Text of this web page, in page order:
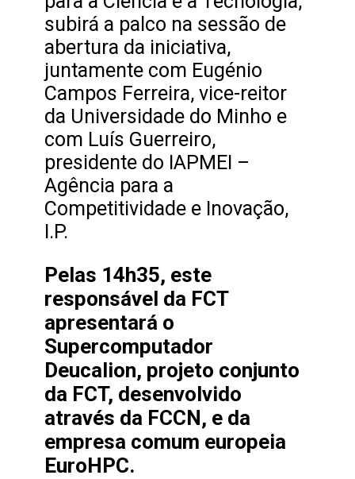
subirá a palco na sessão de
abertura da iniciativa,
juntamente com Eugénio
Campos Ferreira, vice-reitor
da Universidade do Minho e
com Luís Guerreiro,
presidente do IAPMEI –
Agência para a
Competitividade e Inovação,
I.P.
Pelas 14h35, este
responsável da FCT
apresentará o
Supercomputador
Deucalion, projeto conjunto
da FCT, desenvolvido
através da FCCN, e da
empresa comum europeia
EuroHPC.